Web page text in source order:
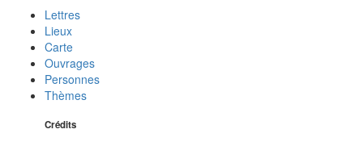
Lettres
Lieux
Carte
Ouvrages
Personnes
Thèmes
Crédits